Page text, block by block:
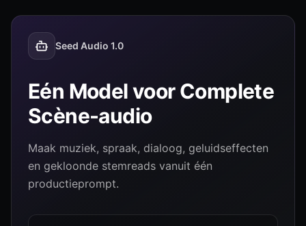
Seed Audio 1.0
Eén Model voor Complete
Scène-audio
Maak muziek, spraak, dialoog, geluidseffecten
en gekloonde stemreads vanuit één
productieprompt.